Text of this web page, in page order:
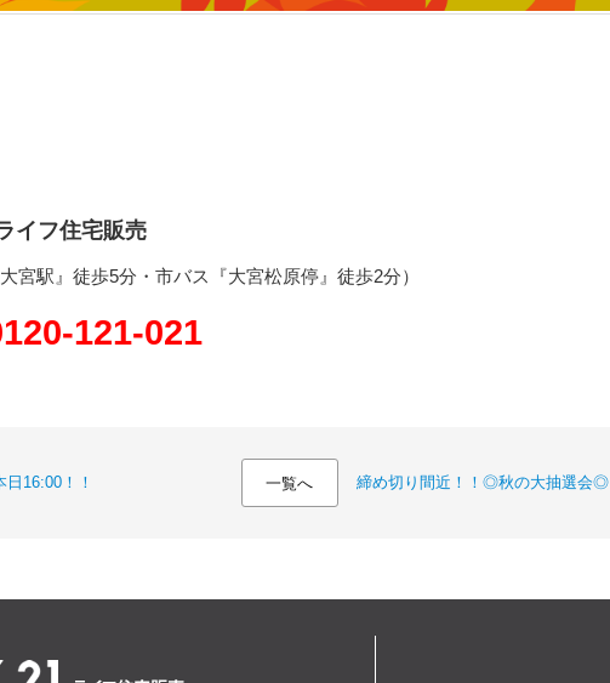
イフ住宅販売
宮駅』徒歩5分・市バス『大宮松原停』徒歩2分）
121-021
16:00！！ 一覧へ 締め切り間近！！◎秋の大抽選会◎